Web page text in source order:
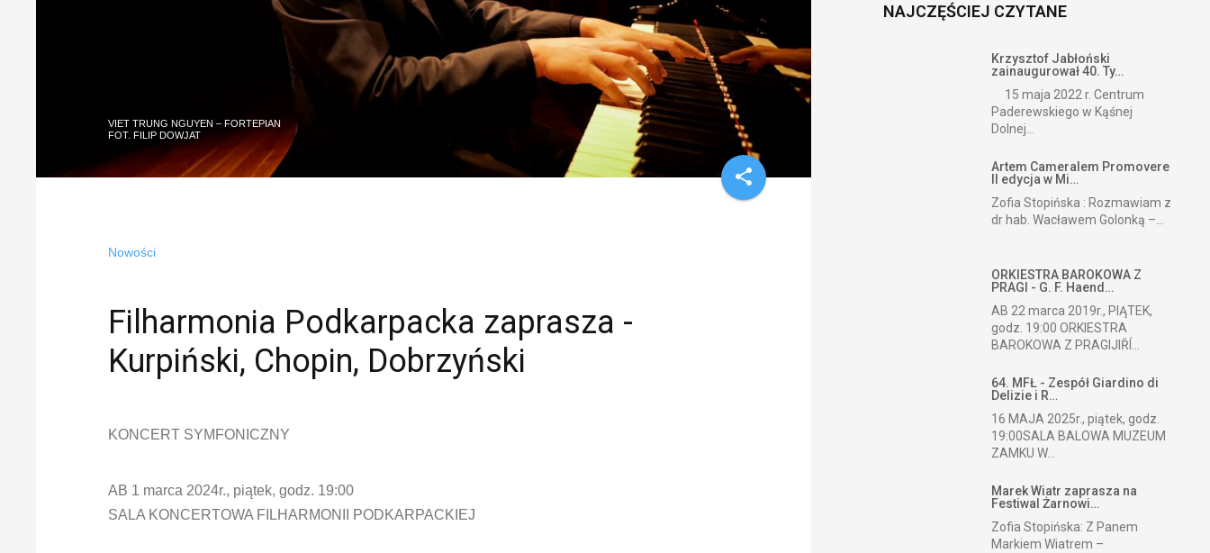
VIET TRUNG NGUYEN – FORTEPIAN
FOT. FILIP DOWJAT
share
Nowości
Filharmonia Podkarpacka zaprasza -
Kurpiński, Chopin, Dobrzyński
KONCERT SYMFONICZNY
AB 1 marca 2024r., piątek, godz. 19:00
SALA KONCERTOWA FILHARMONII PODKARPACKIEJ
NAJCZĘŚCIEJ CZYTANE
Krzysztof Jabłoński
zainaugurował 40. Ty…
15 maja 2022 r. Centrum
Paderewskiego w Kąśnej
Dolnej...
Artem Cameralem Promovere
II edycja w Mi…
Zofia Stopińska : Rozmawiam z
dr hab. Wacławem Golonką –...
ORKIESTRA BAROKOWA Z
PRAGI - G. F. Haend…
AB 22 marca 2019r., PIĄTEK,
godz. 19:00 ORKIESTRA
BAROKOWA Z PRAGIJIŘÍ...
64. MFŁ - Zespół Giardino di
Delizie i R…
16 MAJA 2025r., piątek, godz.
19:00SALA BALOWA MUZEUM
ZAMKU W...
Marek Wiatr zaprasza na
Festiwal Żarnowi…
Zofia Stopińska: Z Panem
Markiem Wiatrem –